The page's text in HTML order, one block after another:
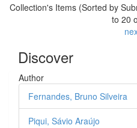
Collection's Items (Sorted by
to 20
Discover
Author
Fernandes, Bruno Silveira
Piqui, Sávio Araújo